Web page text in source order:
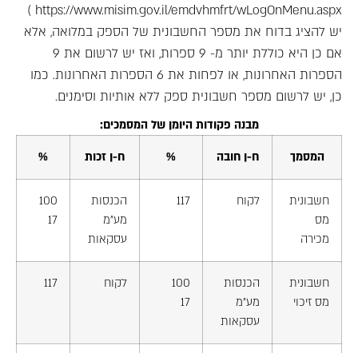
https://www.misim.gov.il/emdvhmfrt/wLogOnMenu.aspx )
יש להציג בדוח את מספר החשבונית של הספק במלואה, אלא
אם כן היא כוללת יותר מ- 9 ספרות, ואז יש לרשום את 9
הספרות האחרונות, או לפחות את 6 הספרות האחרונות. כמו
כן, יש לרשום מספר חשבונית ספק ללא אותיות וסימנים.
מבנה פקודות היומן של המסמכים:
המסמך ח-ן חובה % ח-ן זכות %
חשבונית
מס
מכירה
לקוח 117
הכנסות
מע"מ
עסקאות
100
17
חשבונית
מס זיכוי
הכנסות
מע"מ
עסקאות
100
17
לקוח 117